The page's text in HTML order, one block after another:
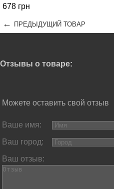
← ПРЕДЫДУЩИЙ ТОВАР
Отзывы о товаре:
Можете оставить свой отзыв
Ваше имя:
Ваш город:
Ваш отзыв: